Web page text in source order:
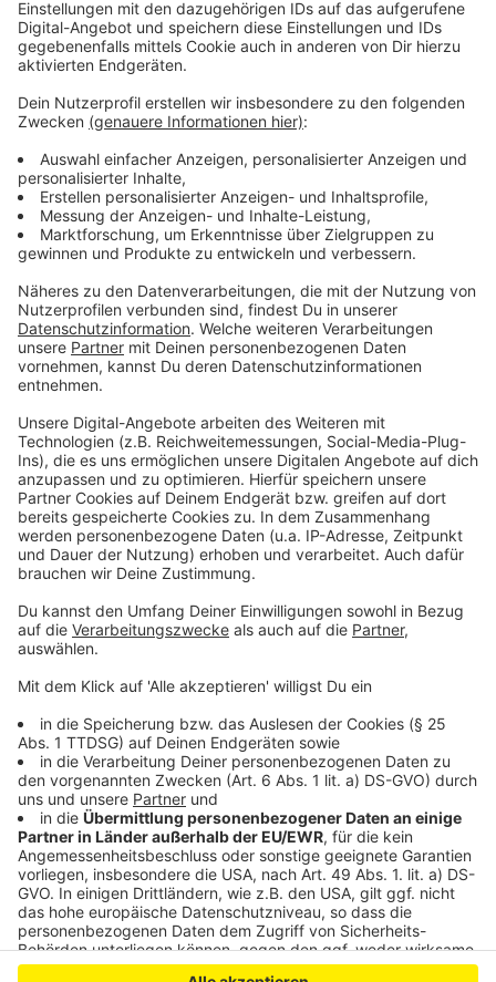
Anzeige
Was die Besucherzahlen angeht, sagt das
Festkomitee, dass viele später zum Zugweg
gekommen sind. Im Laufe des Tages sei es aber voller
als im letzten Jahr gewesen.
Genaue Zahlen von Polizei und Feuerwehr stehen zwar
noch aus. Jedoch bestätigten Polizei und Feuerwehr,
dass auch die Nacht ausgesprochen ruhig verlief. Laut
Stadt liegen die Einsatzzahlen des Rettungsdienstes
knapp unter denen des Vorjahres.
Anzeige
Auch Reker mit positivem Fazit
Oberbürgermeisterin Henriette Reker hat sich
zufrieden über den Verlauf des Straßenkarnevals
gezeigt. Die bisherige Bilanz zeige, dass bis auf wenige
Ausnahmen wirklich der Zug und der Spaß im
Der Rosenmontagszug sei ein schöner Erfolg
gewesen.
Anzeige
Anzeige